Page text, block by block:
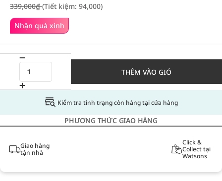
Nhận quà xinh
339,000₫(Tiết kiệm: 94,000)
THÊM VÀO GIỎ
Kiểm tra tình trạng còn hàng tại cửa hàng
PHƯƠNG THỨC GIAO HÀNG
Giao hàng
tận nhà
Click &
Collect tại
Watsons